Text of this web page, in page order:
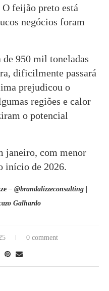
O feijão preto está
negócios foram
de 950 mil toneladas
dificilmente passará
prejudicou o
regiões e calor
o potencial
janeiro, com menor
início de 2026.
– @brandalizzeconsulting |
Galhardo
0 comment